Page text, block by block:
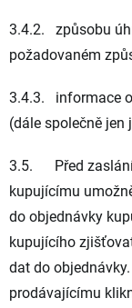
3.4.2. způsobu
požadovaném
3.4.3. informace
(dále společně jen
3.5. Před
kupujícímu
do objednávky
kupujícího
dat do
prodávajícímu